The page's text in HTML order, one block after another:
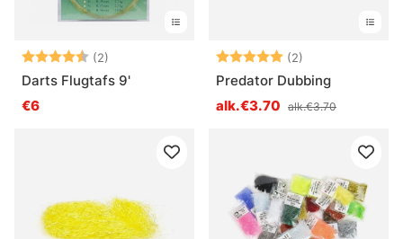
Arvio: (2)
4.5 5:sta tähdestä
Darts Flugtafs 9'
€6
Arvio: (2)
Predator Dubbing
alk.€3.70 alk.€3.70